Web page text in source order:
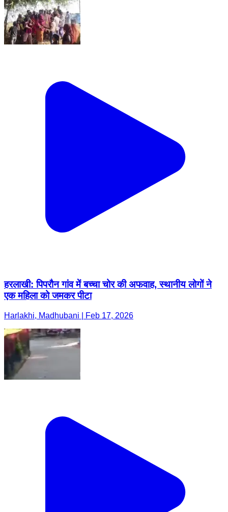
हरलाखी: पिपरौन गांव में बच्चा चोर की अफवाह, स्थानीय लोगों ने
एक महिला को जमकर पीटा
Harlakhi, Madhubani | Feb 17, 2026